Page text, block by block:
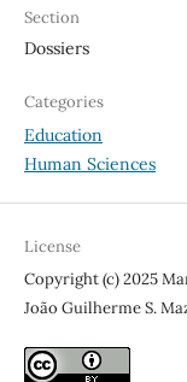
Section
Dossiers
Categories
Education
Human Sciences
License
Copyright (c) 2025
João Guilherme S.